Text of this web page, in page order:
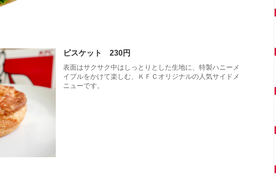
ビスケット 230円
表面はサクサク中はしっとりとした生地に、特製ハニーメ
イプルをかけて楽しむ、ＫＦＣオリジナルの人気サイドメ
ニューです。